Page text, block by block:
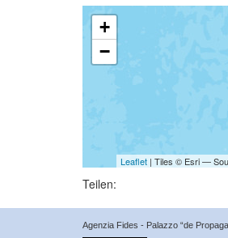
+
−
Leaflet| Tiles © Esri —
Teilen:
Agenzia Fides - Palazzo “de